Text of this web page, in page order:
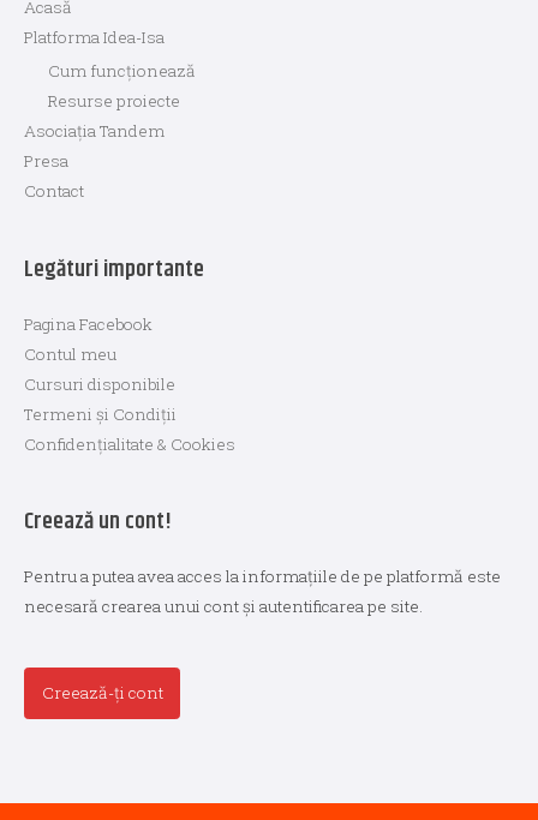
Acasă
Platforma Idea-Isa
Cum funcționează
Resurse proiecte
Asociația Tandem
Presa
Contact
Legături importante
Pagina Facebook
Contul meu
Cursuri disponibile
Termeni și Condiții
Confidențialitate & Cookies
Creează un cont!
Pentru a putea avea acces la informațiile de pe platformă este
necesară crearea unui cont și autentificarea pe site.
Creează-ți cont